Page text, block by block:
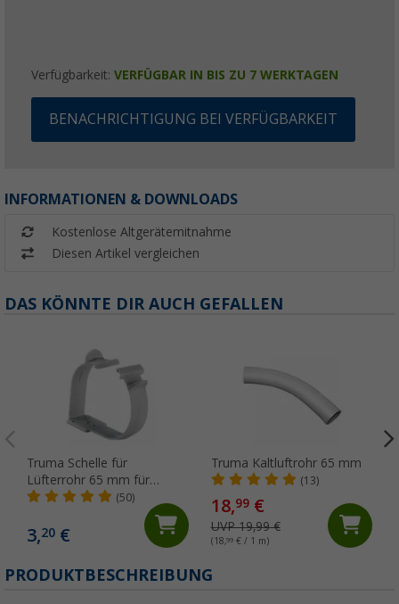
Verfügbarkeit: VERFÜGBAR IN BIS ZU 7 WERKTAGEN
BENACHRICHTIGUNG BEI VERFÜGBARKEIT
INFORMATIONEN & DOWNLOADS
Kostenlose Altgerätemitnahme
Diesen Artikel vergleichen
DAS KÖNNTE DIR AUCH GEFALLEN
Truma Schelle für
Lüfterrohr 65 mm für
Truma Kaltluftrohre
(50)
3,20 €
Truma Kaltluftrohr 65 mm
(13)
18,99€
UVP 19,99 €
(18,99€ / 1 m)
PRODUKTBESCHREIBUNG